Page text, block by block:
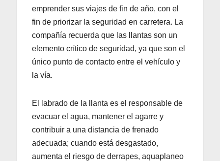
emprender sus viajes de fin de año, con el
fin de priorizar la seguridad en carretera. La
compañía recuerda que las llantas son un
elemento crítico de seguridad, ya que son el
único punto de contacto entre el vehículo y
la vía.​
El labrado de la llanta es el responsable de
evacuar el agua, mantener el agarre y
contribuir a una distancia de frenado
adecuada; cuando está desgastado,
aumenta el riesgo de derrapes, aquaplaneo